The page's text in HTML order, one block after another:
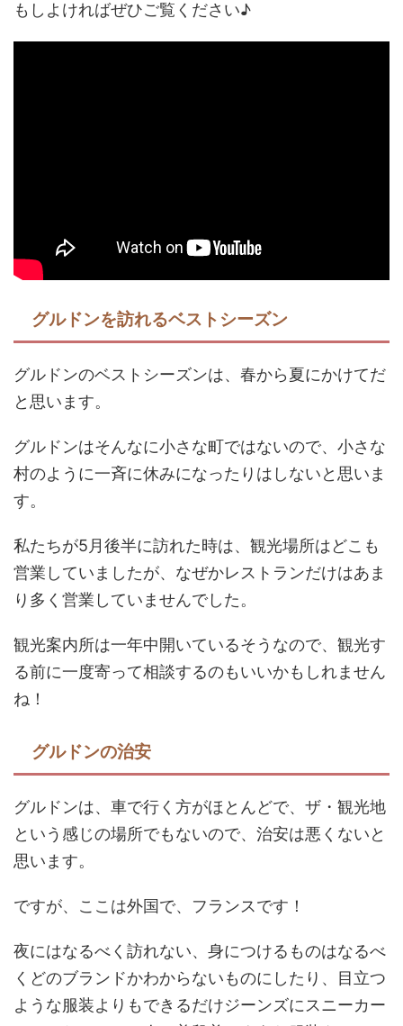
もしよければぜひご覧ください♪
グルドンを訪れるベストシーズン
グルドンのベストシーズンは、春から夏にかけてだ
と思います。
グルドンはそんなに小さな町ではないので、小さな
村のように一斉に休みになったりはしないと思いま
す。
私たちが5月後半に訪れた時は、観光場所はどこも
営業していましたが、なぜかレストランだけはあま
り多く営業していませんでした。
観光案内所は一年中開いているそうなので、観光す
る前に一度寄って相談するのもいいかもしれません
ね！
グルドンの治安
グルドンは、車で行く方がほとんどで、ザ・観光地
という感じの場所でもないので、治安は悪くないと
思います。
ですが、ここは外国で、フランスです！
夜にはなるべく訪れない、身につけるものはなるべ
くどのブランドかわからないものにしたり、目立つ
ような服装よりもできるだけジーンズにスニーカー